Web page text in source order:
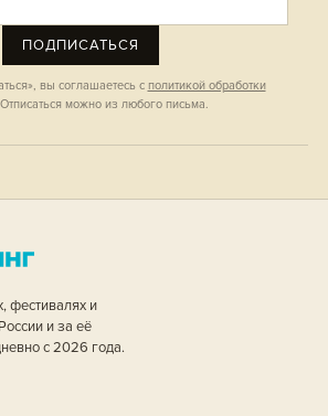
ПОДПИСАТЬСЯ
вы соглашаетесь с политикой обработки
можно из любого письма.
фестивалях и
и за её
с 2026 года.